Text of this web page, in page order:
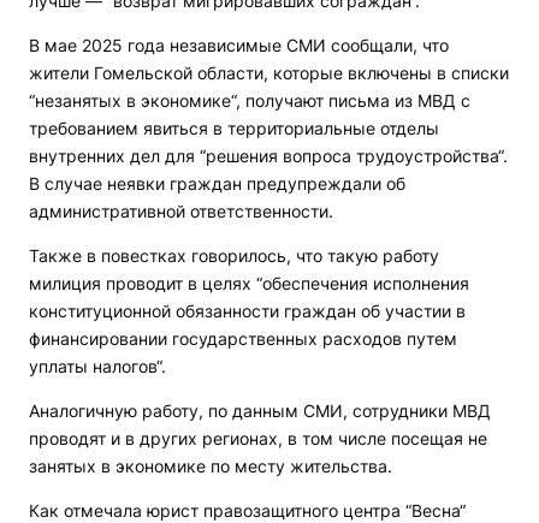
В мае 2025 года независимые СМИ сообщали, что
жители Гомельской области, которые включены в списки
“незанятых в экономике“, получают письма из МВД с
требованием явиться в территориальные отделы
внутренних дел для “решения вопроса трудоустройства“.
В случае неявки граждан предупреждали об
административной ответственности.
Также в повестках говорилось, что такую работу
милиция проводит в целях “обеспечения исполнения
конституционной обязанности граждан об участии в
финансировании государственных расходов путем
уплаты налогов“.
Аналогичную работу, по данным СМИ, сотрудники МВД
проводят и в других регионах, в том числе посещая не
занятых в экономике по месту жительства.
Как отмечала юрист правозащитного центра “Весна“